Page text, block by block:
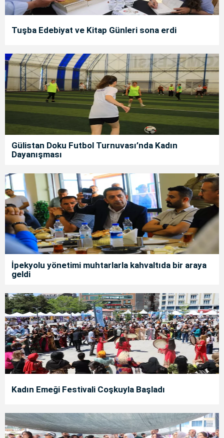
Tuşba Edebiyat ve Kitap Günleri sona erdi
Gülistan Doku Futbol Turnuvası’nda Kadın
Dayanışması
İpekyolu yönetimi muhtarlarla kahvaltıda bir araya
geldi
Kadın Emeği Festivali Coşkuyla Başladı